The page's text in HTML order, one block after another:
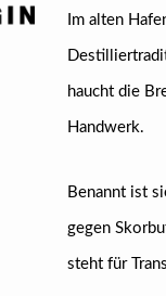
Im alten
haucht die
Handwerk.
Benannt ist
gegen
steht für